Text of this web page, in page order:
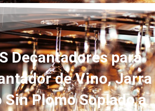
Decantadores para
de Vino, Jarra
Sin Plomo Soplado a